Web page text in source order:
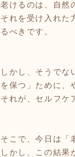
老けるのは、自然
それを受け入れた
るべきです。
しかし、そうでな
を保つ」ために、
それが、セルフケ
そこで、今日は「
しかし、この結果